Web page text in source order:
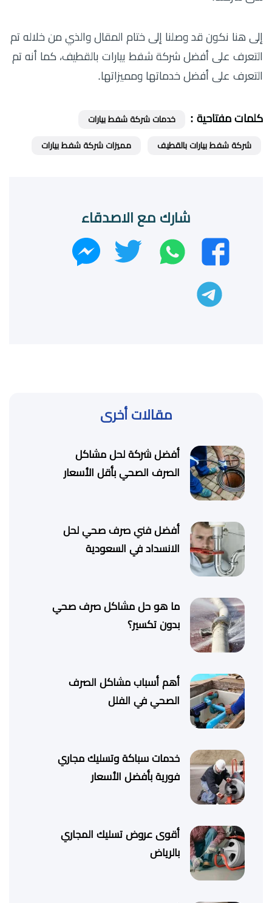
إلى هنا نكون قد وصلنا إلى ختام المقال والذي من خلاله تم
التعرف على أفضل شركة شفط بيارات بالقطيف، كما أنه تم
التعرف على أفضل خدماتها ومميزاتها.
كلمات مفتاحية : خدمات شركة شفط بيارات
شركة شفط بيارات بالقطيف مميزات شركة شفط بيارات
شارك مع الاصدقاء
فيسبوك واتسابتويتر ماسنجر
مقالات أخرى
أفضل شركة لحل مشاكل
الصرف الصحي بأقل الأسعار
أفضل فني صرف صحي لحل
الانسداد في السعودية
ما هو حل مشاكل صرف صحي
بدون تكسير؟
أهم أسباب مشاكل الصرف
الصحي في الفلل
خدمات سباكة وتسليك مجاري
فورية بأفضل الأسعار
أقوى عروض تسليك المجاري
بالرياض